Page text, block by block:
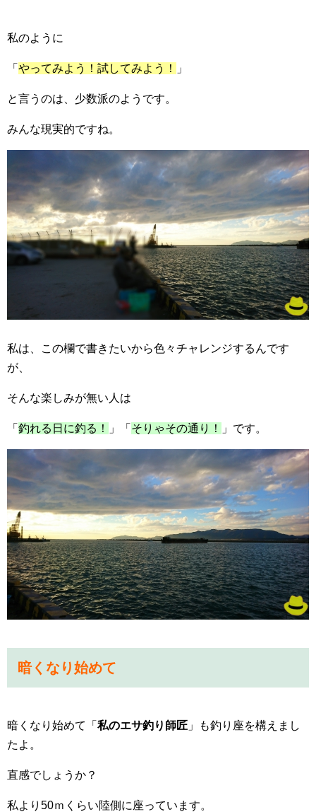
私のように
「 やってみよう！試してみよう！ 」
と言うのは、少数派のようです。
みんな現実的ですね。
私は、この欄で書きたいから色々チャレンジするんです
が、
そんな楽しみが無い人は
「 釣れる日に釣る！ 」「 そりゃその通り！ 」です。
暗くなり始めて
暗くなり始めて「 私のエサ釣り師匠 」も釣り座を構えまし
たよ。
直感でしょうか？
私より50ｍくらい陸側に座っています。